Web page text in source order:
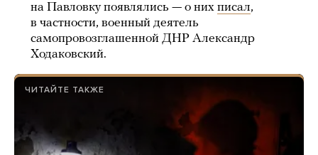
на Павловку появлялись — о них писал,
в частности, военный деятель
самопровозглашенной ДНР Александр
Ходаковский.
ЧИТАЙТЕ ТАКЖЕ